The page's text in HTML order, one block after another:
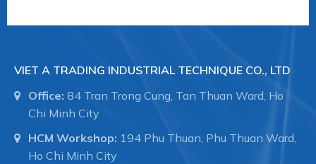
VIET A TRADING INDUSTRIAL TECHNIQUE CO., LTD
Office: 84 Tran Trong Cung, Tan Thuan Ward, Ho
Chi Minh City
HCM Workshop: 194 Phu Thuan, Phu Thuan Ward,
Ho Chi Minh City